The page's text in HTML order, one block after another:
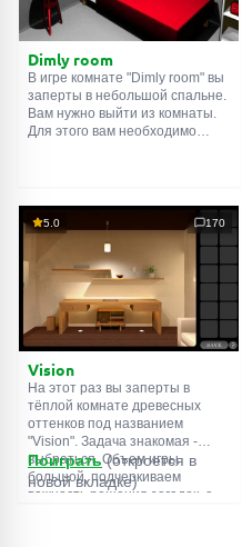
Dimly room
В игре комнате "Dimly room" вы
заперты в небольшой спальне.
Вам нужно выйти из комнаты.
Для этого вам необходимо
5.0 170
Vision
На этот раз вы заперты в
тёплой комнате древесных
оттенков под названием
"Vision". Задача знакомая -
выбраться. Объем игры
большой, подчеркиваем
важность решения загадок, а
Поиграть(откроется в
новой вкладке)